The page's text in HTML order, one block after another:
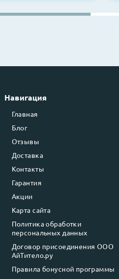
Навигация
Главная
Блог
Отзывы
Доставка
Контакты
Гарантия
Акции
Карта сайта
Политика обработки
персональных данных
Договор присоединения ООО
АйТитело.ру
Правила бонусной программы